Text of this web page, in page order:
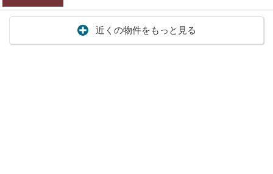
近くの物件をもっと見る